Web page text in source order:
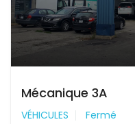
Mécanique 3A
VÉHICULES Fermé